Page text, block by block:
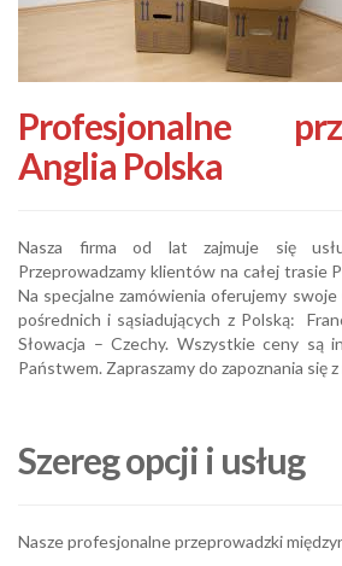
Profesjonalne
Anglia Polska
Nasza firma od lat zajmuje się
Przeprowadzamy klientów na całej trasie
Na specjalne zamówienia oferujemy
pośrednich i sąsiadujących z Polską:
Słowacja – Czechy. Wszystkie ceny są
Państwem. Zapraszamy do zapoznania się
Szereg opcji i usług
Nasze profesjonalne przeprowadzki